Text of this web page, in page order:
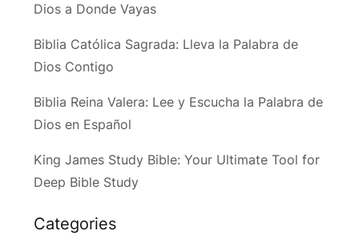
Dios a Donde Vayas
Biblia Católica Sagrada: Lleva la Palabra de
Dios Contigo
Biblia Reina Valera: Lee y Escucha la Palabra de
Dios en Español
King James Study Bible: Your Ultimate Tool for
Deep Bible Study
Categories